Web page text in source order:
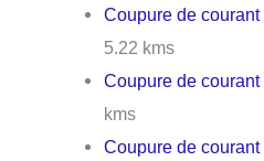
Coupure de courant
5.22 kms
Coupure de courant
kms
Coupure de courant